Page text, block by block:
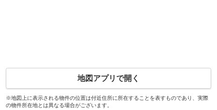
地図アプリで開く
※地図上に表示される物件の位置は付近住所に所在することを表すものであり、実際
の物件所在地とは異なる場合がございます。